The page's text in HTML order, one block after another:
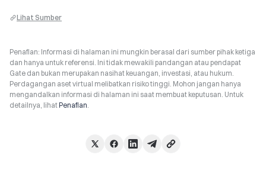
Lihat Sumber
Penafian: Informasi di halaman ini mungkin berasal dari sumber pihak ketiga
dan hanya untuk referensi. Ini tidak mewakili pandangan atau pendapat
Gate dan bukan merupakan nasihat keuangan, investasi, atau hukum.
Perdagangan aset virtual melibatkan risiko tinggi. Mohon jangan hanya
mengandalkan informasi di halaman ini saat membuat keputusan. Untuk
detailnya, lihatPenafian.